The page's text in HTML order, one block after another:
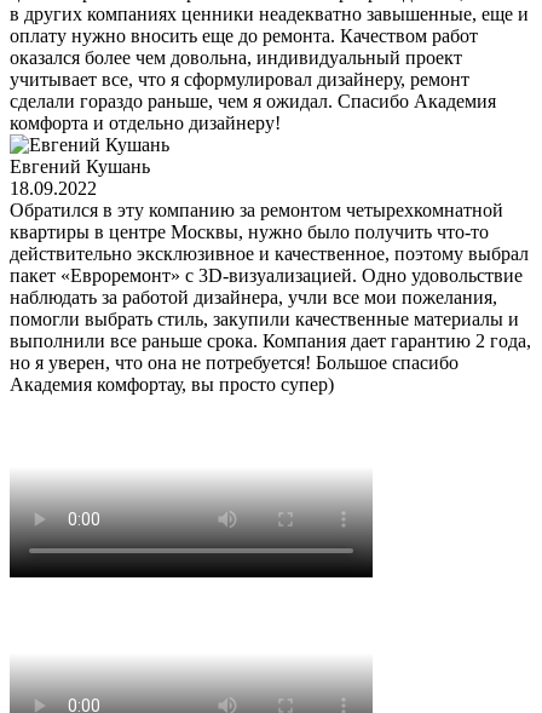
в других компаниях ценники неадекватно завышенные, еще и
оплату нужно вносить еще до ремонта. Качеством работ
оказался более чем довольна, индивидуальный проект
учитывает все, что я сформулировал дизайнеру, ремонт
сделали гораздо раньше, чем я ожидал. Спасибо Академия
комфорта и отдельно дизайнеру!
Евгений Кушань
18.09.2022
Обратился в эту компанию за ремонтом четырехкомнатной
квартиры в центре Москвы, нужно было получить что-то
действительно эксклюзивное и качественное, поэтому выбрал
пакет «Евроремонт» с 3D-визуализацией. Одно удовольствие
наблюдать за работой дизайнера, учли все мои пожелания,
помогли выбрать стиль, закупили качественные материалы и
выполнили все раньше срока. Компания дает гарантию 2 года,
но я уверен, что она не потребуется! Большое спасибо
Академия комфортау, вы просто супер)